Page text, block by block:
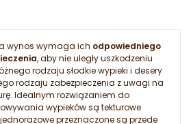
wynos wymaga ich odpowiedniego
, aby nie uległy uszkodzeniu
rodzaju słodkie wypieki i desery
rodzaju zabezpieczenia z uwagi na
Idealnym rozwiązaniem do
wypieków są tekturowe
przeznaczone są przede